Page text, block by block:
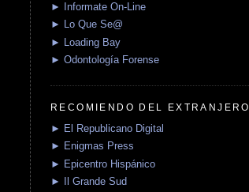
► Informate On-Line
► Lo Que Se@
► Loading Bay
► Odontología Forense
RECOMIENDO DEL EXTRANJERO
► El Republicano Digital
► Enigmas Press
► Epicentro Hispánico
► Il Grande Sud